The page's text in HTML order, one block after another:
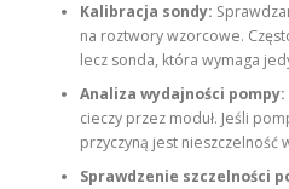
Kalibracja sondy:
na roztwory wzorcowe.
lecz sonda, która wymaga
Analiza wydajności pompy:
cieczy przez moduł. Jeśli
przyczyną jest nieszczelność
Sprawdzenie szczelności